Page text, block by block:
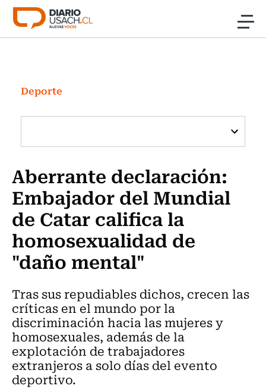
Click acá para ir directamente al contenido
Investigación
Cultura
Programas Radio y TV Usach
Deporte
Aberrante declaración:
Embajador del Mundial
de Catar califica la
homosexualidad de
"daño mental"
Tras sus repudiables dichos, crecen las
críticas en el mundo por la
discriminación hacia las mujeres y
homosexuales, además de la
explotación de trabajadores
extranjeros a solo días del evento
deportivo.